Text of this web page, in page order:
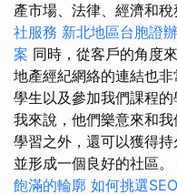
產市場、法律、經濟和
社服務 新北地區台胞證
案 同時，從客戶的角度
地產經紀網絡的連結也
學生以及參加我們課程
我來說，他們樂意來和
學習之外，還可以獲得
並形成一個良好的社區
飽滿的輪廓 如何挑選